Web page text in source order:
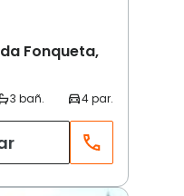
Fonqueta,